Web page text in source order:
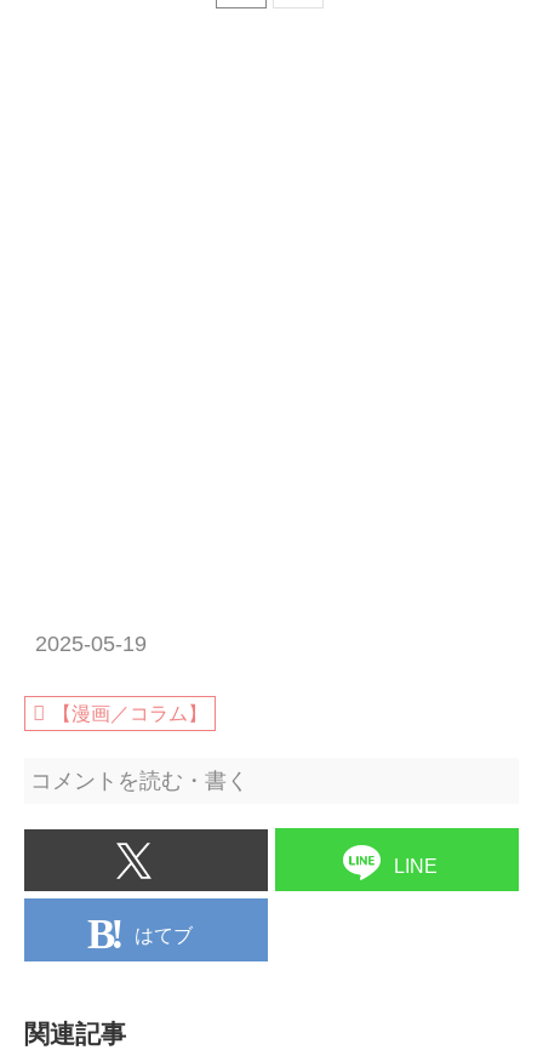
2025-05-19
【漫画／コラム】
コメントを読む・書く
LINE
はてブ
関連記事